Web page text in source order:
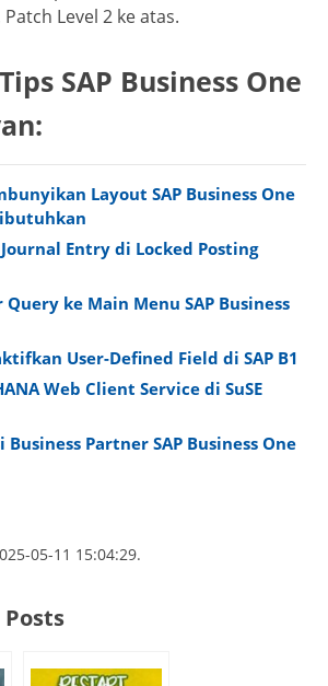
Patch Level 2 ke atas.
SAP Business One
Layout SAP Business One
Entry di Locked Posting
Query ke Main Menu SAP Business
User-Defined Field di SAP B1
Web Client Service di SuSE
Partner SAP Business One
05-11 15:04:29.